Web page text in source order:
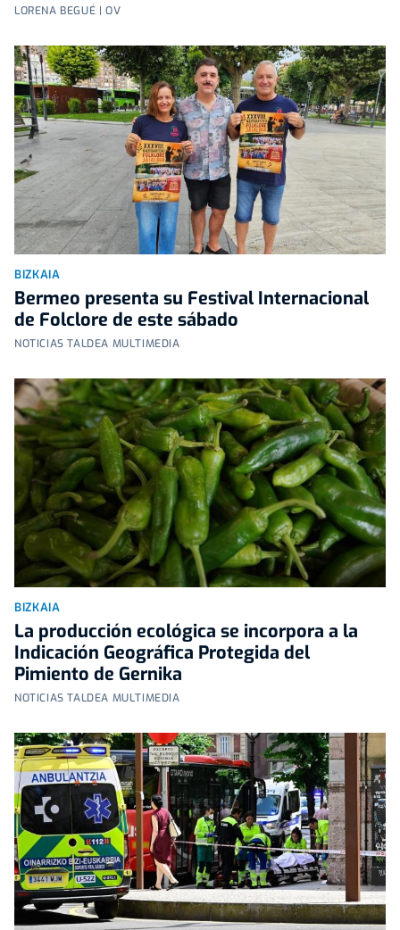
LORENA BEGUÉ | OV
BIZKAIA
Bermeo presenta su Festival Internacional
de Folclore de este sábado
NOTICIAS TALDEA MULTIMEDIA
BIZKAIA
La producción ecológica se incorpora a la
Indicación Geográfica Protegida del
Pimiento de Gernika
NOTICIAS TALDEA MULTIMEDIA